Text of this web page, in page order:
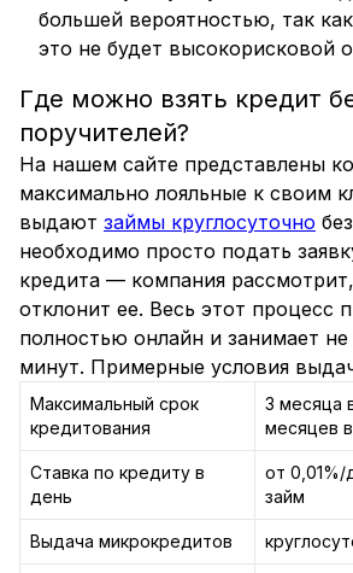
большей вероятностью, так
это не будет высокорисковой
Где можно взять кредит
поручителей?
На нашем сайте представлены
максимально лояльные к своим
выдают займы круглосуточно
необходимо просто подать
кредита — компания
отклонит ее. Весь этот процесс
полностью онлайн и занимает не
минут. Примерные условия
Максимальный срок
кредитования
3 месяца
месяцев
Ставка по кредиту в
день
от 0,01%/
займ
Выдача микрокредитов